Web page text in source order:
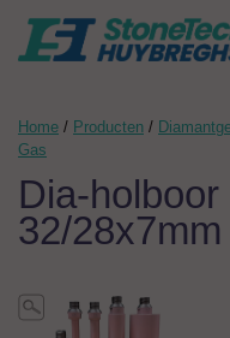
Home / Producten /
Gas
Dia-
32/